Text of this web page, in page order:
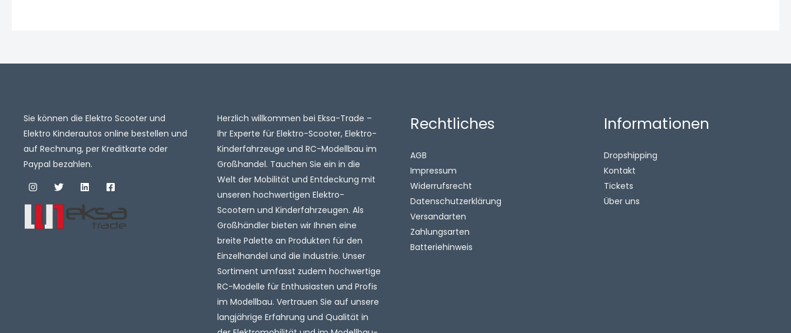
Sie können die Elektro Scooter und
Elektro Kinderautos online bestellen und
auf Rechnung, per Kreditkarte oder
Paypal bezahlen.
Herzlich willkommen bei Eksa-Trade –
Ihr Experte für Elektro-Scooter, Elektro-
Kinderfahrzeuge und RC-Modellbau im
Großhandel. Tauchen Sie ein in die
Welt der Mobilität und Entdeckung mit
unseren hochwertigen Elektro-
Scootern und Kinderfahrzeugen. Als
Großhändler bieten wir Ihnen eine
breite Palette an Produkten für den
Einzelhandel und die Industrie. Unser
Sortiment umfasst zudem hochwertige
RC-Modelle für Enthusiasten und Profis
im Modellbau. Vertrauen Sie auf unsere
langjährige Erfahrung und Qualität in
Rechtliches
AGB
Impressum
Widerrufsrecht
Datenschutzerklärung
Versandarten
Zahlungsarten
Batteriehinweis
Informationen
Dropshipping
Kontakt
Tickets
Über uns